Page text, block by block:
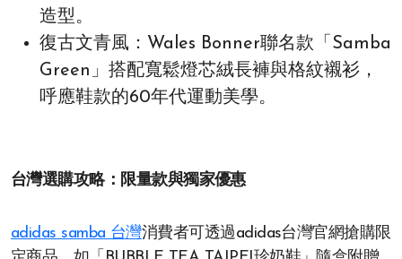
造型。
復古文青風：Wales Bonner聯名款「Samba
Green」搭配寬鬆燈芯絨長褲與格紋襯衫，
呼應鞋款的60年代運動美學。
台灣選購攻略：限量款與獨家優惠
adidas samba 台灣消費者可透過adidas台灣官網搶購限